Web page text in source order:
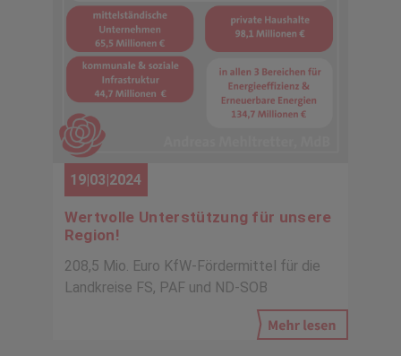
19|03|2024
Wertvolle Unterstützung für unsere
Region!
208,5 Mio. Euro KfW-Fördermittel für die
Landkreise FS, PAF und ND-SOB